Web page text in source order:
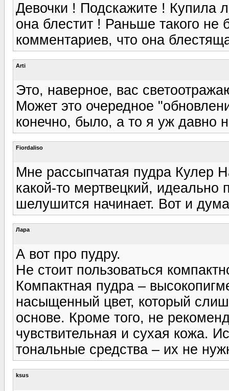
Девочки ! Подскажите ! Купила
она блестит ! Раньше такого
комментариев, что она
Arti
Это, наверное, вас
Может это очередное
конечно, было, а то я уж давно
Fiordaliso
Мне рассыпчатая пудра Кулер
какой-то мертвецкий, идеально
шелушится начинает. Вот и
Лара
А вот про пудру.
Не стоит пользоваться
Компактная пудра –
насыщенный цвет, который
основе. Кроме того, не
чувствительная и сухая кожа.
тональные средства – их не
ksus